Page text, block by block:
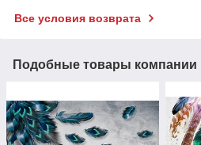
Все условия возврата
Подобные товары компании